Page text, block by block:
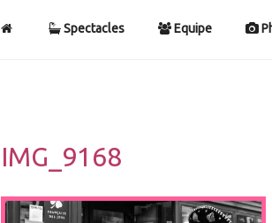
Spectacles Equipe
IMG_9168